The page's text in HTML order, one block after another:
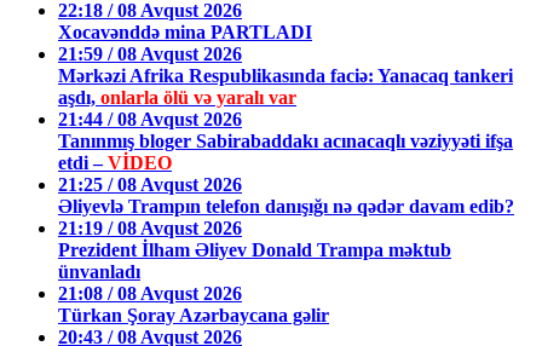
22:18 / 08 Avqust 2026
Xocavənddə mina PARTLADI
21:59 / 08 Avqust 2026
Mərkəzi Afrika Respublikasında faciə: Yanacaq tankeri
aşdı, onlarla ölü və yaralı var
21:44 / 08 Avqust 2026
Tanınmış bloger Sabirabaddakı acınacaqlı vəziyyəti ifşa
etdi –VİDEO
21:25 / 08 Avqust 2026
Əliyevlə Trampın telefon danışığı nə qədər davam edib?
21:19 / 08 Avqust 2026
Prezident İlham Əliyev Donald Trampa məktub
ünvanladı
21:08 / 08 Avqust 2026
Türkan Şoray Azərbaycana gəlir
20:43 / 08 Avqust 2026